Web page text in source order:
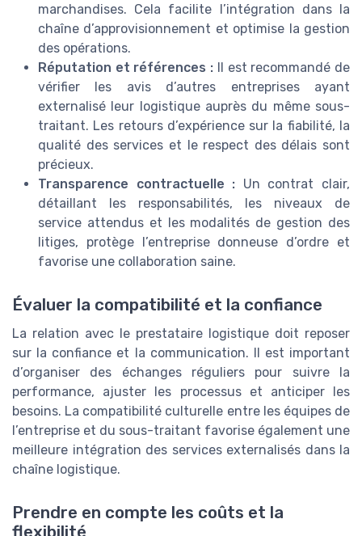
marchandises. Cela facilite l’intégration dans la
chaîne d’approvisionnement et optimise la gestion
des opérations.
Réputation et références : Il est recommandé de
vérifier les avis d’autres entreprises ayant
externalisé leur logistique auprès du même sous-
traitant. Les retours d’expérience sur la fiabilité, la
qualité des services et le respect des délais sont
précieux.
Transparence contractuelle : Un contrat clair,
détaillant les responsabilités, les niveaux de
service attendus et les modalités de gestion des
litiges, protège l’entreprise donneuse d’ordre et
favorise une collaboration saine.
Évaluer la compatibilité et la confiance
La relation avec le prestataire logistique doit reposer
sur la confiance et la communication. Il est important
d’organiser des échanges réguliers pour suivre la
performance, ajuster les processus et anticiper les
besoins. La compatibilité culturelle entre les équipes de
l’entreprise et du sous-traitant favorise également une
meilleure intégration des services externalisés dans la
chaîne logistique.
Prendre en compte les coûts et la
flexibilité